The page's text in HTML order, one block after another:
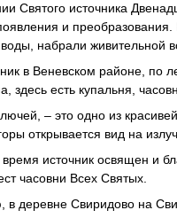
Святого источника
и
набрали живительной
в Веневском районе, по
здесь есть купальня,
– это одно из
открывается вид на
источник освящен и
часовни Всех Святых.
в деревне Свиридово на